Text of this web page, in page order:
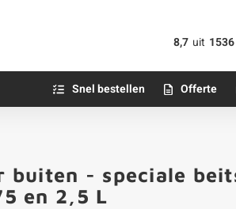
8,7 uit 1536
Olie - voor buiten
Impregneer
Snel bestellen Offerte
buiten - speciale
en 2,5 L